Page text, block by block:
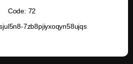
Code: 72
7zb8pjiyxoqyn58ujqs